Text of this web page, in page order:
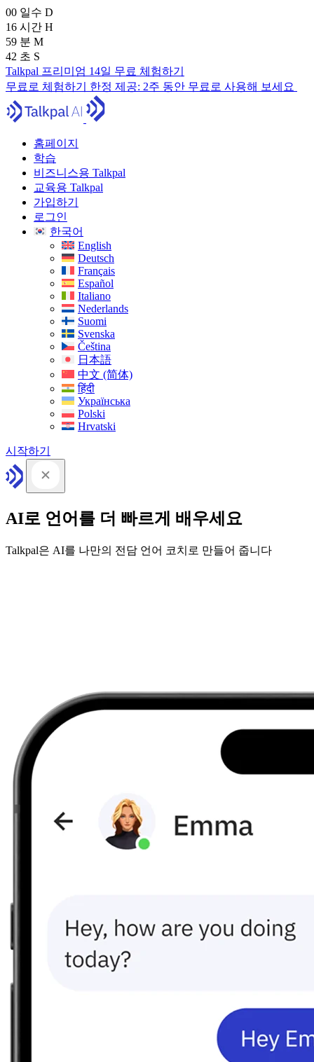
00 일수 D
16 시간 H
59 분 M
41 초 S
Talkpal 프리미엄 14일 무료 체험하기
무료로 체험하기 한정 제공: 2주 동안 무료로 사용해 보세요
홈페이지
학습
비즈니스용 Talkpal
교육용 Talkpal
가입하기
로그인
한국어
English
Deutsch
Français
Español
Italiano
Nederlands
Suomi
Svenska
Čeština
日本語
中文 (简体)
हिंदी
Українська
Polski
Hrvatski
시작하기
AI로 언어를 더 빠르게 배우세요
Talkpal은 AI를 나만의 전담 언어 코치로 만들어 줍니다